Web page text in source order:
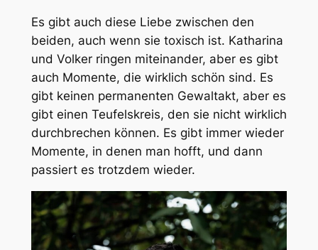
Es gibt auch diese Liebe zwischen den
beiden, auch wenn sie toxisch ist. Katharina
und Volker ringen miteinander, aber es gibt
auch Momente, die wirklich schön sind. Es
gibt keinen permanenten Gewaltakt, aber es
gibt einen Teufelskreis, den sie nicht wirklich
durchbrechen können. Es gibt immer wieder
Momente, in denen man hofft, und dann
passiert es trotzdem wieder.